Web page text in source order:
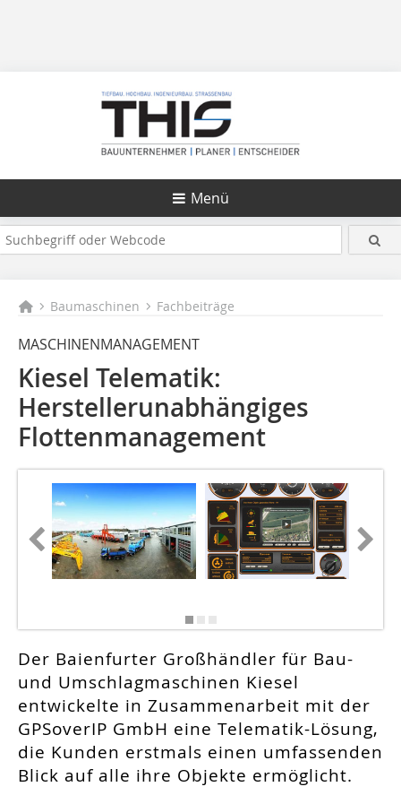
Menü
Baumaschinen Fachbeiträge
MASCHINENMANAGEMENT
Kiesel Telematik:
Herstellerunabhängiges
Flottenmanagement
Der Baienfurter Großhändler für Bau-
und Umschlagmaschinen Kiesel
entwickelte in Zusammenarbeit mit der
GPSoverIP GmbH eine Telematik-Lösung,
die Kunden erstmals einen umfassenden
Blick auf alle ihre Objekte ermöglicht.